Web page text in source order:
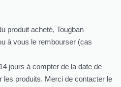
produit acheté, Tougban
à vous le rembourser (cas
jours à compter de la date de
les produits. Merci de contacter le